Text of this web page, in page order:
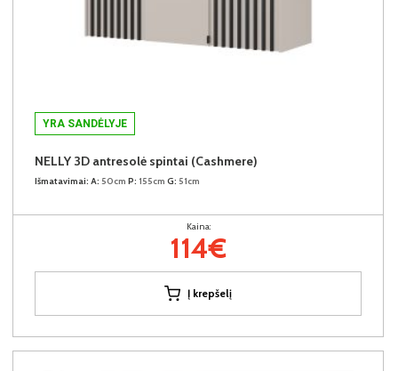
YRA SANDĖLYJE
NELLY 3D antresolė spintai (Cashmere)
Išmatavimai: A: 50cm P: 155cm G: 51cm
Kaina:
114€
Į krepšelį